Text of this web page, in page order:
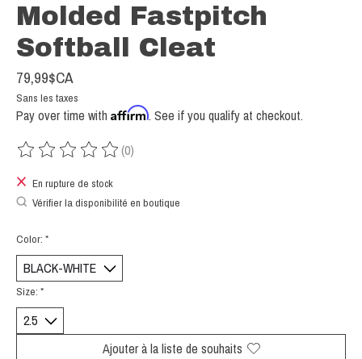
Molded Fastpitch
Softball Cleat
79,99$CA
Sans les taxes
Pay over time with Affirm. See if you qualify at checkout.
Ce produit est évalué à
(0)
En rupture de stock
Vérifier la disponibilité en boutique
Color: *
Size: *
Ajouter à la liste de souhaits